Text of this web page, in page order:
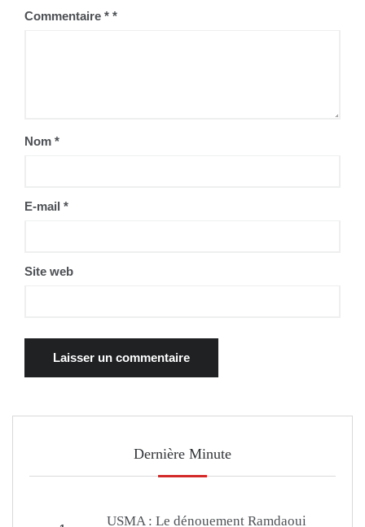
Commentaire *
Nom *
E-mail *
Site web
Dernière Minute
USMA : Le dénouement Ramdaoui